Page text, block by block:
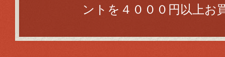
ントを４０００円以上お